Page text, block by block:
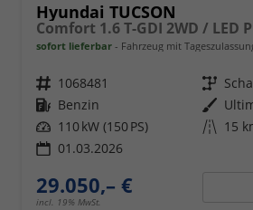
Hyundai TUCSON
sofort lieferbar Fahrzeug mit
Fahrzeugnr. 1068481 Getriebe
Kraftstoff Benzin Außenfarbe
Leistung 110 kW (150 PS) Kilometerstand 15
01.03.2026
29.050,– €
incl. 19% MwSt.